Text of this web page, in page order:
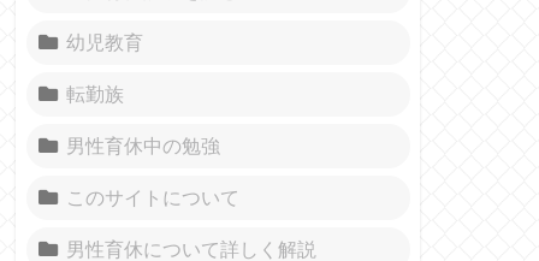
幼児教育
転勤族
男性育休中の勉強
このサイトについて
男性育休について詳しく解説